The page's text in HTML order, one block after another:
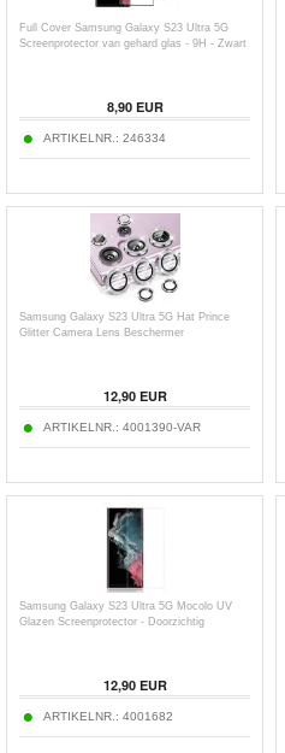
Full Cover Samsung Galaxy S23 Ultra 5G
Screenprotector van gehard glas - 9H - Zwart
8,90EUR
ARTIKELNR.: 246334
Samsung Galaxy S23 Ultra 5G Hat Prince
Glitter Camera Lens Beschermer
12,90EUR
ARTIKELNR.: 4001390-VAR
Samsung Galaxy S23 Ultra 5G Mocolo UV
Glazen Screenprotector - Doorzichtig
12,90EUR
ARTIKELNR.: 4001682